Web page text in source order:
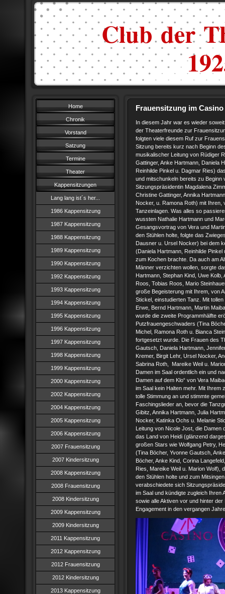
Club der
Home
Chronik
Vorstand
Satzung
Termine
Theater
Kappensitzungen
Lang lang ist´s her...
1986 Kappensitzung
1987 Kappensitzung
1988 Kappensitzung
1989 Kappensitzung
1990 Kappensitzung
1992 Kappensitzung
1993 Kappensitzung
1994 Kappensitzung
1995 Kappensitzung
1996 Kappensitzung
1997 Kappensitzung
1998 Kappensitzung
1999 Kappensitzung
2000 Kappensitzung
2002 Kappensitzung
2004 Kappensitzung
2005 Kappensitzung
2006 Kappensitzung
2007 Frauensitzung
2007 Kindersitzung
2008 Kappensitzung
2008 Frauensitzung
2008 Kindersitzung
2009 Kappensitzung
2009 Kindersitzung
2011 Kappensitzung
2012 Kappensitzung
2012 Frauensitzung
2012 Kindersitzung
2013 Kappensitzung
Frauensitzung im Casino
In diesem Jahr war es wieder
der Theaterfreunde zur
folgten viele diesem Ruf zur
Sitzung bereits kurz nach Beginn
musikalischer Leitung von Rüdiger
Gattinger, Anke Hartmann, Daniela
Reinhilde Pinkel u. Dagmar Ries)
und mitschunkeln bereits zu
Sitzungspräsidentin Magdalena
Christine Gattinger, Annika
Nocker, u. Ramona Roth) mit Ihren,
Tanzeinlagen. Was alles so
wussten Nathalie Hartmann und
Gesangsvortrag von Vera und
den Stühlen holte, folgte das
Dausner u. Ursel Nocker) bei dem
(Daniela Hartmann, Reinhilde
zum Kochen brachte. Da auch am
Männer verzichten wollen, sorgte
Hartmann, Stephan Kind, Uwe
Roos, Tobias Roos, Mario
große Begeisterung mit Ihrem, von
Stickel, einstudierten Tanz. Mit
Erwe, Bernd Hartmann, Martin
wurde die zweite Programmhälfte
Putzfrauengeschwaders (Tina
Michel, Ramona Roth u. Bianca
fortgesetzt wurde. Die Frauen des
Gautsch, Daniela Hartmann,
Kremer, Birgit Lehr, Ursel Nocker,
Sabrina Roth, Mareike Weil u.
Damen im Saal ordentlich ein und
Damen auf dem Klo“ von Vera
im Saal kein Halten mehr. Mit Ihrem
tolle Stimmung an und stimmte
Faschingslieder an, bevor die
Gibitz, Annika Hartmann, Julia
Nocker, Katinka Ochs u. Melanie
Leitung von Nicole Jost, die Damen
das Land von Heidi (glänzend
großen Stars wie Wolfgang Petry,
(Tina Böcher, Yvonne Gautsch,
Böcher, Anke Kind, Corina
Ries, Mareike Weil u. Marion Wolf),
den Stühlen holte und zum
verabschiedete sich
im Saal und kündigte zugleich Ihren
sowie alle Aktiven vor und hinter
Engagement in den vergangen